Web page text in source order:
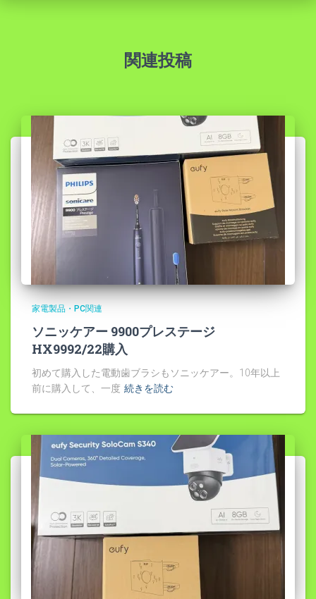
関連投稿
家電製品・PC関連
ソニッケアー 9900プレステージ
HX9992/22購入
初めて購入した電動歯ブラシもソニッケアー。10年以上
前に購入して、一度 続きを読む